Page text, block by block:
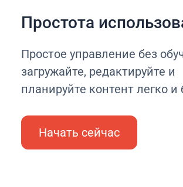
Простота
Простое управление без
загружайте, редактируйте и
планируйте контент легко и
Начать сейчас